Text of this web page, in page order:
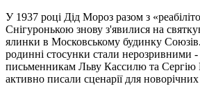
У 1937 році Дід ​​Мороз разом з
Снігуронькою знову з'явилися на
ялинки в Московському будинку Союзів.
родинні стосунки стали нерозривними
письменникам Льву Кассилю та Сергію
активно писали сценарії для новорічних